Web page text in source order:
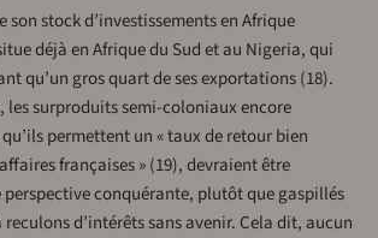
son stock d’investissements en Afrique
déjà en Afrique du Sud et au Nigeria, qui
qu’un gros quart de ses exportations (18).
les surproduits semi-coloniaux encore
permettent un « taux de retour bien
françaises » (19), devraient être
conquérante, plutôt que gaspillés
d’intérêts sans avenir. Cela dit, aucun